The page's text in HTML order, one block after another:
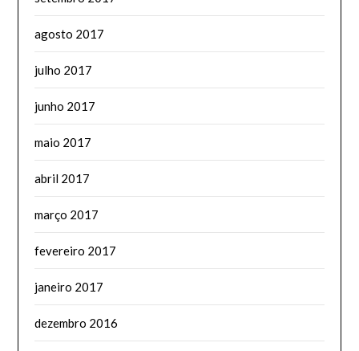
agosto 2017
julho 2017
junho 2017
maio 2017
abril 2017
março 2017
fevereiro 2017
janeiro 2017
dezembro 2016